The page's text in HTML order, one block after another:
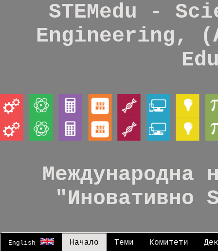
STEMedu -
Engineering,
Международна
"Иновативно
English Начало Теми Комитети